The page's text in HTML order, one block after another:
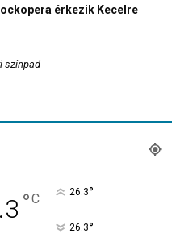
érkezik Kecelre
színpad
°C 26.3°
26.3°